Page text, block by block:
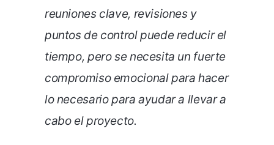
reuniones clave, revisiones y
puntos de control puede reducir el
tiempo, pero se necesita un fuerte
compromiso emocional para hacer
lo necesario para ayudar a llevar a
cabo el proyecto.